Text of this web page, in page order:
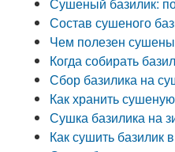
Состав сушеного
Чем полезен
Когда собирать
Сбор базилика на
Как хранить
Сушка базилика на
Как сушить базилик